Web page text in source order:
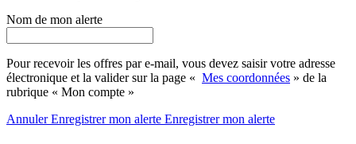
Nom de mon alerte
Pour recevoir les offres par e-mail, vous devez saisir votre adresse
électronique et la valider sur la page « Mes coordonnées » de la
rubrique « Mon compte »
AnnulerEnregistrer mon alerte Enregistrermon alerte